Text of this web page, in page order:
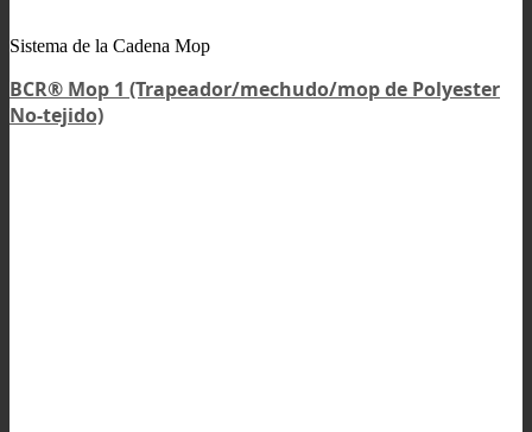
Sistema de la Cadena Mop
BCR® Mop 1 (Trapeador/mechudo/mop de Polyester
No-tejido)